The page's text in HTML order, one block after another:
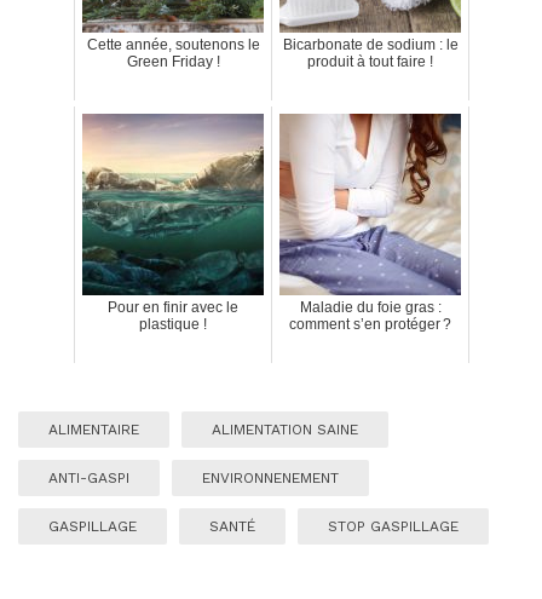
Cette année, soutenons le
Green Friday !
Bicarbonate de sodium : le
produit à tout faire !
Pour en finir avec le
plastique !
Maladie du foie gras :
comment s’en protéger ?
ALIMENTAIRE ALIMENTATION SAINE
ANTI-GASPI ENVIRONNENEMENT
GASPILLAGE SANTÉ STOP GASPILLAGE